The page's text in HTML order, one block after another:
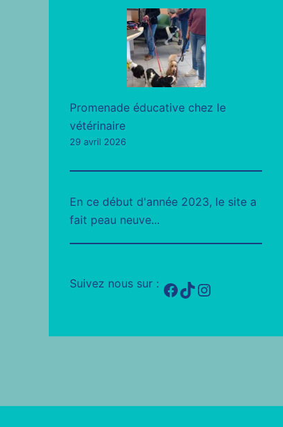
Promenade éducative chez le
vétérinaire
29 avril 2026
En ce début d'année 2023, le site a
fait peau neuve...
Suivez nous sur : Facebook
TikTok
Instagram